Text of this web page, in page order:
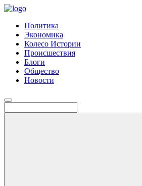
Политика
Экономика
Колесо Истории
Происшествия
Блоги
Общество
Новости